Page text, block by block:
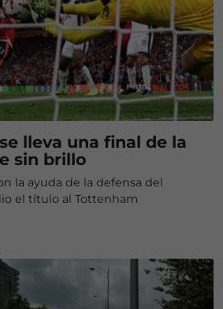
lleva una final de la
sin brillo
la ayuda de la defensa del
el título al Tottenham